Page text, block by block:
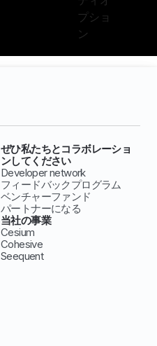
プショ
ン
ぜひ私たちとコラボレーショ
ンしてください
Developer network
フィードバックプログラム
ベンチャーファンド
パートナーになる
当社の事業
Cesium
Cohesive
Seequent